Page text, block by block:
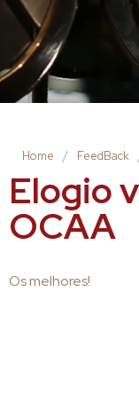
Home / FeedBack
Elogio
OCAA
Os melhores!